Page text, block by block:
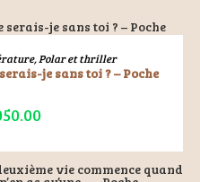
SUITE,Polar et thriller
je sans toi ? – Poche